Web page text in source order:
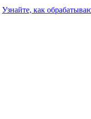
Узнайте, как